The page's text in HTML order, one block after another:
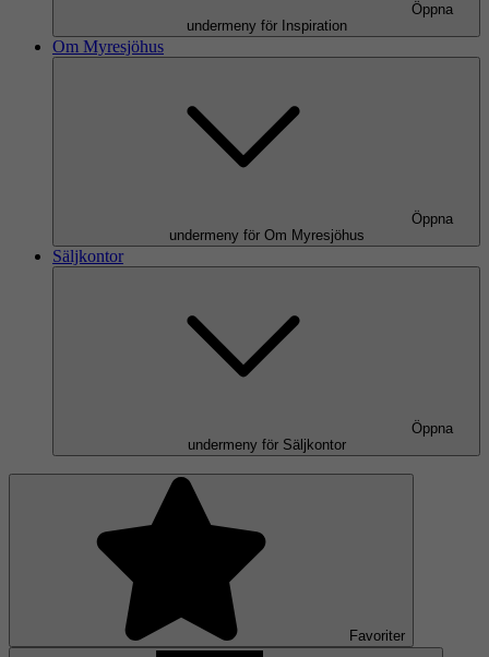
Öppna
undermeny för Inspiration
Om Myresjöhus
Öppna
undermeny för Om Myresjöhus
Säljkontor
Öppna
undermeny för Säljkontor
Favoriter